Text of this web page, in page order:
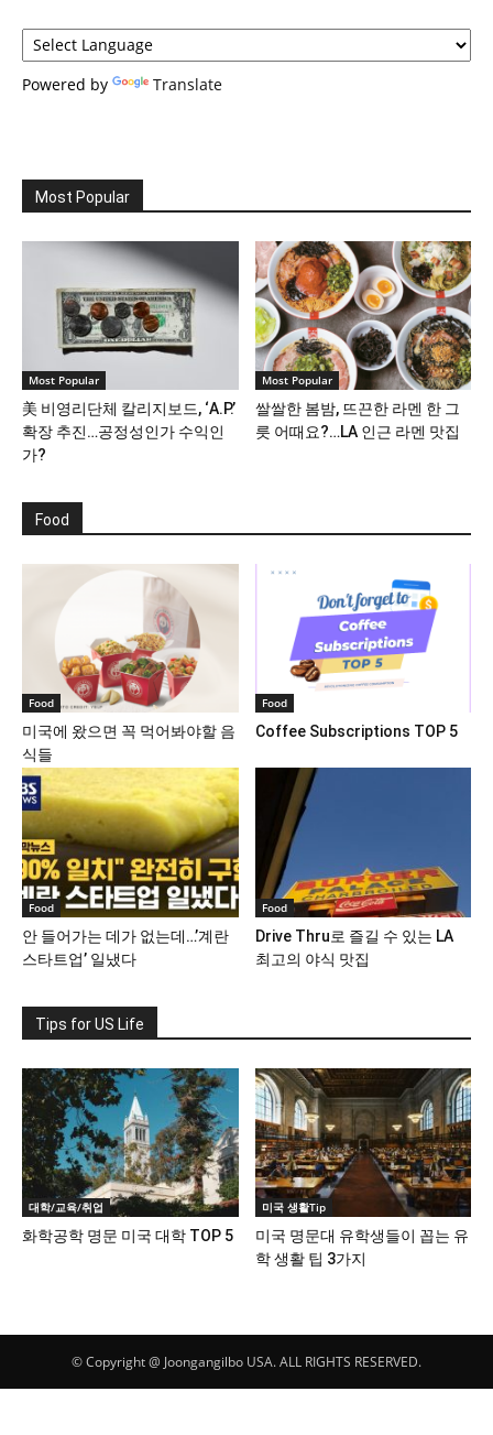
Powered by Translate
Most Popular
Most Popular
美 비영리단체 칼리지보드, ‘A.P.’
확장 추진…공정성인가 수익인
가?
Most Popular
쌀쌀한 봄밤, 뜨끈한 라멘 한 그
릇 어때요?…LA 인근 라멘 맛집
Food
Food
미국에 왔으면 꼭 먹어봐야할 음
식들
Food
Coffee Subscriptions TOP 5
Food
안 들어가는 데가 없는데…’계란
스타트업’ 일냈다
Food
Drive Thru로 즐길 수 있는 LA
최고의 야식 맛집
Tips for US Life
대학/교육/취업
화학공학 명문 미국 대학 TOP 5
미국 생활Tip
미국 명문대 유학생들이 꼽는 유
학 생활 팁 3가지
© Copyright @ Joongangilbo USA. ALL RIGHTS RESERVED.